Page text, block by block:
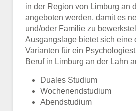
in der Region von Limburg an
angeboten werden, damit es
und/oder Familie zu
Ausgangslage bietet sich eine
Varianten für ein
Beruf in Limburg an der Lahn
Duales Studium
Wochenendstudium
Abendstudium